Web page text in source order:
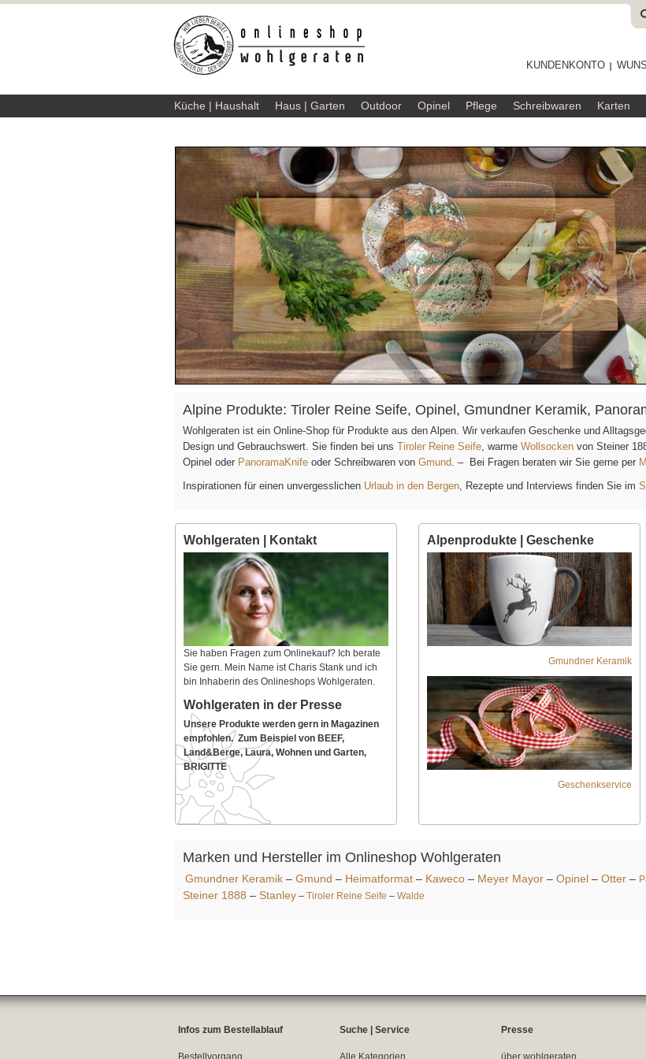
KUNDENKONTO
Küche | Haushalt Haus | Garten Outdoor Opinel Pflege Schreibwaren Karten
Alpine Produkte: Tiroler Reine Seife, Opinel, Gmundner Keramik,
Wohlgeraten ist ein Online-Shop für Produkte aus den Alpen. Wir verkaufen Geschenke und
Design und Gebrauchswert. Sie finden bei uns Tiroler Reine Seife, warme Wollsocken von Steiner
Opinel oder PanoramaKnife oder Schreibwaren von Gmund. – Bei Fragen beraten wir Sie gerne per
Inspirationen für einen unvergesslichen Urlaub in den Bergen, Rezepte und Interviews finden Sie im
Wohlgeraten | Kontakt
Sie haben Fragen zum Onlinekauf? Ich berate
Sie gern. Mein Name ist Charis Stank und ich
bin Inhaberin des Onlineshops Wohlgeraten.
Wohlgeraten in der Presse
Unsere Produkte werden gern in Magazinen
empfohlen. Zum Beispiel von BEEF,
Land&Berge, Laura, Wohnen und Garten,
BRIGITTE
Alpenprodukte | Geschenke
Gmundner Keramik
Geschenkservice
Marken und Hersteller im Onlineshop Wohlgeraten
Gmundner Keramik – Gmund – Heimatformat – Kaweco – Meyer Mayor – Opinel – Otter –
Steiner 1888 – Stanley – Tiroler Reine Seife – Walde
Infos zum Bestellablauf
Bestellvorgang
Suche | Service
Alle Kategorien
Presse
über wohlgeraten